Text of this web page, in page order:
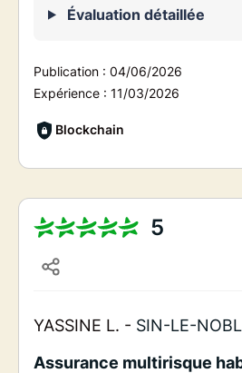
Évaluation détaillée
Publication : 04/06/2026
Expérience : 11/03/2026
Blockchain
5
YASSINE L. - SIN-LE-
Assurance multirisque